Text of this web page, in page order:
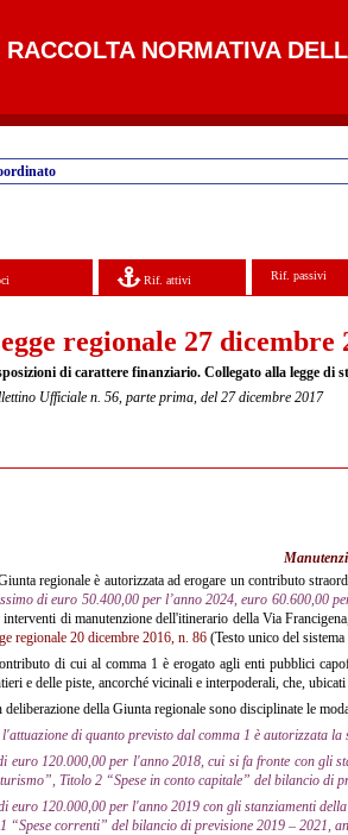
RACCOLTA NORMATIVA
Rif. attivi Rif. passivi
regionale 27 dicembre
di carattere finanziario. Collegato alla legge di
Ufficiale n. 56, parte prima, del 27 dicembre 2017
regionale è autorizzata ad erogare un contributo
di euro 50.400,00 per l’anno 2024, euro 60.600,00
interventi di manutenzione dell'itinerario della Via
regionale 20 dicembre 2016, n. 86 (Testo unico del
di cui al comma 1 è erogato agli enti pubblici
e delle piste, ancorché vicinali e interpoderali, che,
deliberazione della Giunta regionale sono disciplinate le
di quanto previsto dal comma 1 è autorizzata la
euro 120.000,00 per l'anno 2018, cui si fa fronte con gli
turismo”, Titolo 2 “Spese in conto capitale” del bilancio di
euro 120.000,00 per l'anno 2019 con gli stanziamenti
1 “Spese correnti” del bilancio di previsione 2019 – 2021,